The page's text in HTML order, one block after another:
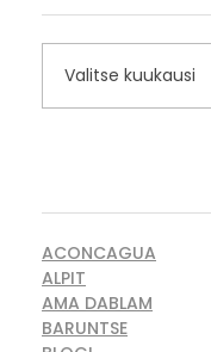
ACONCAGUA
ALPIT
AMA DABLAM
BARUNTSE